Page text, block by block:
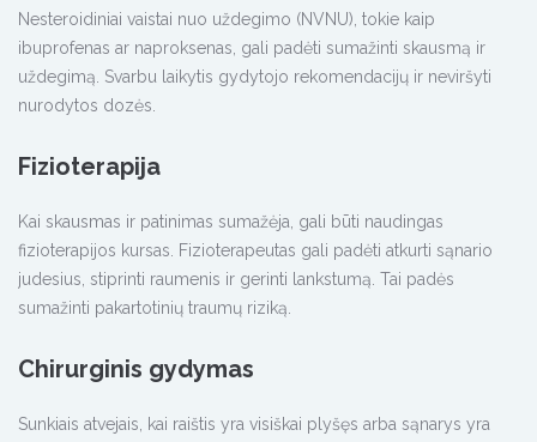
Nesteroidiniai vaistai nuo uždegimo (NVNU), tokie kaip
ibuprofenas ar naproksenas, gali padėti sumažinti skausmą ir
uždegimą. Svarbu laikytis gydytojo rekomendacijų ir neviršyti
nurodytos dozės.
Fizioterapija
Kai skausmas ir patinimas sumažėja, gali būti naudingas
fizioterapijos kursas. Fizioterapeutas gali padėti atkurti sąnario
judesius, stiprinti raumenis ir gerinti lankstumą. Tai padės
sumažinti pakartotinių traumų riziką.
Chirurginis gydymas
Sunkiais atvejais, kai raištis yra visiškai plyšęs arba sąnarys yra